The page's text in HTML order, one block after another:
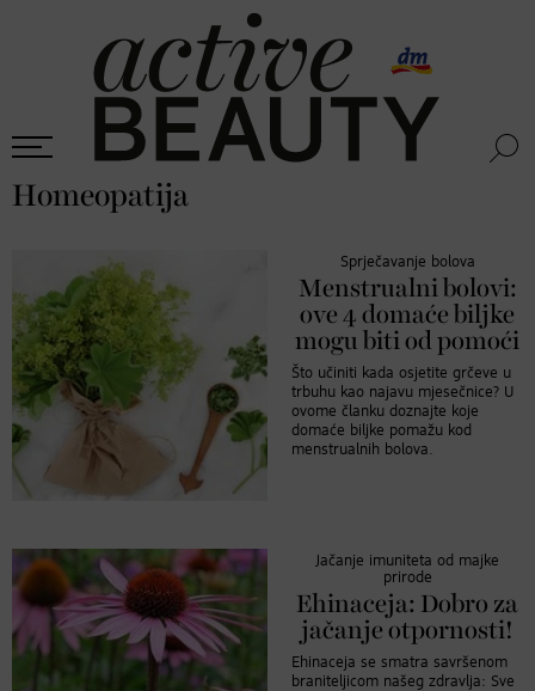
Homeopatija
Sprječavanje bolova
Menstrualni bolovi:
ove 4 domaće biljke
mogu biti od pomoći
Što učiniti kada osjetite grčeve u
trbuhu kao najavu mjesečnice? U
ovome članku doznajte koje
domaće biljke pomažu kod
menstrualnih bolova.
Jačanje imuniteta od majke
prirode
Ehinaceja: Dobro za
jačanje otpornosti!
Ehinaceja se smatra savršenom
braniteljicom našeg zdravlja: Sve